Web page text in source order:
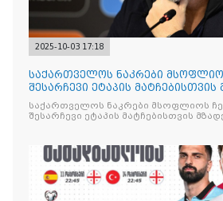
2025-10-03 17:18
საქართველოს ნაკრები
შესარჩევი ეტაპის მატჩებისთვის
საქართველოს ნაკრები მსოფლიოს
შესარჩევი ეტაპის მატჩებისთვის